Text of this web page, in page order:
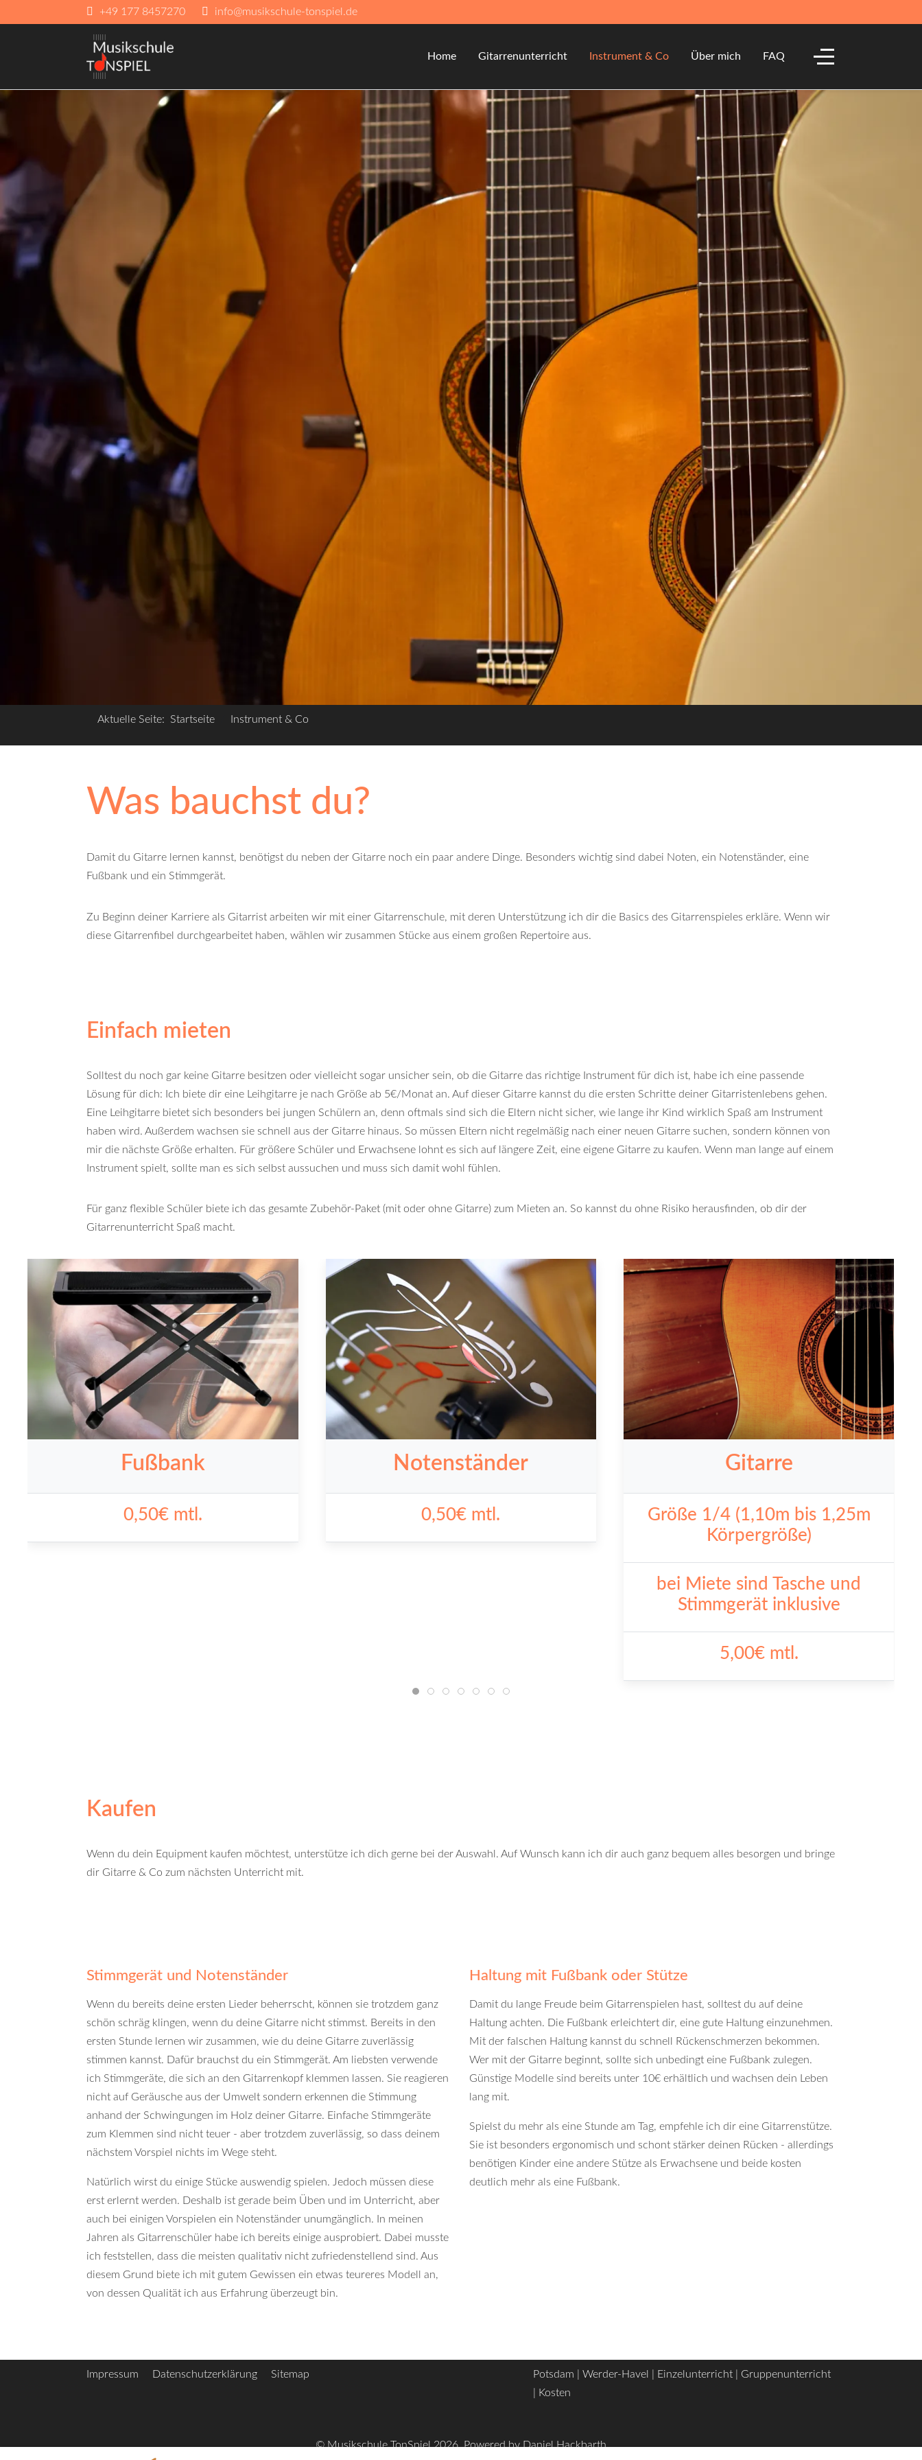
+49 177 8457270 info@musikschule-tonspiel.de
Home Gitarrenunterricht Instrument & Co Über mich FAQ Off-Canvas Toggle
Aktuelle Seite: Startseite Instrument & Co
Was bauchst du?
Damit du Gitarre lernen kannst, benötigst du neben der Gitarre noch ein paar andere Dinge. Besonders wichtig sind dabei Noten, ein Notenständer, eine
Fußbank und ein Stimmgerät.
Zu Beginn deiner Karriere als Gitarrist arbeiten wir mit einer Gitarrenschule, mit deren Unterstützung ich dir die Basics des Gitarrenspieles erkläre. Wenn wir
diese Gitarrenfibel durchgearbeitet haben, wählen wir zusammen Stücke aus einem großen Repertoire aus.
Einfach mieten
Solltest du noch gar keine Gitarre besitzen oder vielleicht sogar unsicher sein, ob die Gitarre das richtige Instrument für dich ist, habe ich eine passende
Lösung für dich: Ich biete dir eine Leihgitarre je nach Größe ab 5€/Monat an. Auf dieser Gitarre kannst du die ersten Schritte deiner Gitarristenlebens gehen.
Eine Leihgitarre bietet sich besonders bei jungen Schülern an, denn oftmals sind sich die Eltern nicht sicher, wie lange ihr Kind wirklich Spaß am Instrument
haben wird. Außerdem wachsen sie schnell aus der Gitarre hinaus. So müssen Eltern nicht regelmäßig nach einer neuen Gitarre suchen, sondern können von
mir die nächste Größe erhalten. Für größere Schüler und Erwachsene lohnt es sich auf längere Zeit, eine eigene Gitarre zu kaufen. Wenn man lange auf einem
Instrument spielt, sollte man es sich selbst aussuchen und muss sich damit wohl fühlen.
Für ganz flexible Schüler biete ich das gesamte Zubehör-Paket (mit oder ohne Gitarre) zum Mieten an. So kannst du ohne Risiko herausfinden, ob dir der
Gitarrenunterricht Spaß macht.
Fußbank
0,50€ mtl.
Notenständer
0,50€ mtl.
Gitarre
Größe 1/4 (1,10m bis 1,25m
Körpergröße)
bei Miete sind Tasche und
Stimmgerät inklusive
5,00€ mtl.
Kaufen
Wenn du dein Equipment kaufen möchtest, unterstütze ich dich gerne bei der Auswahl. Auf Wunsch kann ich dir auch ganz bequem alles besorgen und bringe
dir Gitarre & Co zum nächsten Unterricht mit.
Stimmgerät und Notenständer
Wenn du bereits deine ersten Lieder beherrscht, können sie trotzdem ganz
schön schräg klingen, wenn du deine Gitarre nicht stimmst. Bereits in den
ersten Stunde lernen wir zusammen, wie du deine Gitarre zuverlässig
stimmen kannst. Dafür brauchst du ein Stimmgerät. Am liebsten verwende
ich Stimmgeräte, die sich an den Gitarrenkopf klemmen lassen. Sie reagieren
nicht auf Geräusche aus der Umwelt sondern erkennen die Stimmung
anhand der Schwingungen im Holz deiner Gitarre. Einfache Stimmgeräte
zum Klemmen sind nicht teuer - aber trotzdem zuverlässig, so dass deinem
nächstem Vorspiel nichts im Wege steht.
Natürlich wirst du einige Stücke auswendig spielen. Jedoch müssen diese
erst erlernt werden. Deshalb ist gerade beim Üben und im Unterricht, aber
auch bei einigen Vorspielen ein Notenständer unumgänglich. In meinen
Jahren als Gitarrenschüler habe ich bereits einige ausprobiert. Dabei musste
ich feststellen, dass die meisten qualitativ nicht zufriedenstellend sind. Aus
diesem Grund biete ich mit gutem Gewissen ein etwas teureres Modell an,
von dessen Qualität ich aus Erfahrung überzeugt bin.
Haltung mit Fußbank oder Stütze
Damit du lange Freude beim Gitarrenspielen hast, solltest du auf deine
Haltung achten. Die Fußbank erleichtert dir, eine gute Haltung einzunehmen.
Mit der falschen Haltung kannst du schnell Rückenschmerzen bekommen.
Wer mit der Gitarre beginnt, sollte sich unbedingt eine Fußbank zulegen.
Günstige Modelle sind bereits unter 10€ erhältlich und wachsen dein Leben
lang mit.
Spielst du mehr als eine Stunde am Tag, empfehle ich dir eine Gitarrenstütze.
Sie ist besonders ergonomisch und schont stärker deinen Rücken - allerdings
benötigen Kinder eine andere Stütze als Erwachsene und beide kosten
deutlich mehr als eine Fußbank.
Impressum Datenschutzerklärung Sitemap Potsdam Werder-Havel Einzelunterricht
Gruppenunterricht
Kosten
© Musikschule TonSpiel 2026, Powered by Daniel Hackbarth